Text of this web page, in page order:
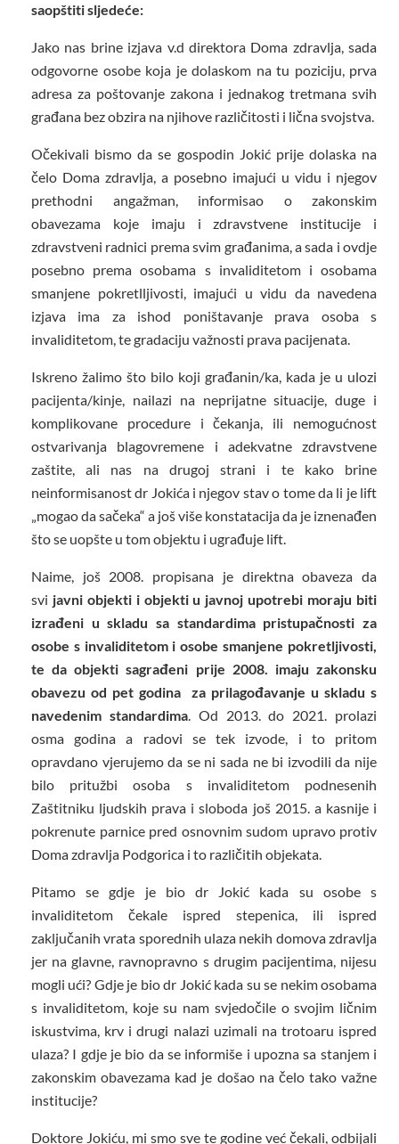
saopštiti sljedeće:
Jako nas brine izjava v.d direktora Doma zdravlja, sada
odgovorne osobe koja je dolaskom na tu poziciju, prva
adresa za poštovanje zakona i jednakog tretmana svih
građana bez obzira na njihove različitosti i lična svojstva.
Očekivali bismo da se gospodin Jokić prije dolaska na
čelo Doma zdravlja, a posebno imajući u vidu i njegov
prethodni angažman, informisao o zakonskim
obavezama koje imaju i zdravstvene institucije i
zdravstveni radnici prema svim građanima, a sada i ovdje
posebno prema osobama s invaliditetom i osobama
smanjene pokretlljivosti, imajući u vidu da navedena
izjava ima za ishod poništavanje prava osoba s
invaliditetom, te gradaciju važnosti prava pacijenata.
Iskreno žalimo što bilo koji građanin/ka, kada je u ulozi
pacijenta/kinje, nailazi na neprijatne situacije, duge i
komplikovane procedure i čekanja, ili nemogućnost
ostvarivanja blagovremene i adekvatne zdravstvene
zaštite, ali nas na drugoj strani i te kako brine
neinformisanost dr Jokića i njegov stav o tome da li je lift
„mogao da sačeka“ a još više konstatacija da je iznenađen
što se uopšte u tom objektu i ugrađuje lift.
Naime, još 2008. propisana je direktna obaveza da
svi javni objekti i objekti u javnoj upotrebi moraju biti
izrađeni u skladu sa standardima pristupačnosti za
osobe s invaliditetom i osobe smanjene pokretljivosti,
te da objekti sagrađeni prije 2008. imaju zakonsku
obavezu od pet godina za prilagođavanje u skladu s
navedenim standardima. Od 2013. do 2021. prolazi
osma godina a radovi se tek izvode, i to pritom
opravdano vjerujemo da se ni sada ne bi izvodili da nije
bilo pritužbi osoba s invaliditetom podnesenih
Zaštitniku ljudskih prava i sloboda još 2015. a kasnije i
pokrenute parnice pred osnovnim sudom upravo protiv
Doma zdravlja Podgorica i to različitih objekata.
Pitamo se gdje je bio dr Jokić kada su osobe s
invaliditetom čekale ispred stepenica, ili ispred
zaključanih vrata sporednih ulaza nekih domova zdravlja
jer na glavne, ravnopravno s drugim pacijentima, nijesu
mogli ući? Gdje je bio dr Jokić kada su se nekim osobama
s invaliditetom, koje su nam svjedočile o svojim ličnim
iskustvima, krv i drugi nalazi uzimali na trotoaru ispred
ulaza? I gdje je bio da se informiše i upozna sa stanjem i
zakonskim obavezama kad je došao na čelo tako važne
institucije?
Doktore Jokiću, mi smo sve te godine već čekali, odbijali